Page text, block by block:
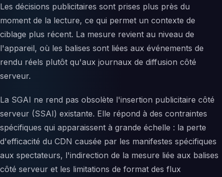
Les décisions publicitaires sont prises plus près du
moment de la lecture, ce qui permet un contexte de
ciblage plus récent. La mesure revient au niveau de
l'appareil, où les balises sont liées aux événements de
rendu réels plutôt qu'aux journaux de diffusion côté
serveur.
La SGAI ne rend pas obsolète l'insertion publicitaire côté
serveur (SSAI) existante. Elle répond à des contraintes
spécifiques qui apparaissent à grande échelle : la perte
d'efficacité du CDN causée par les manifestes spécifiques
aux spectateurs, l'indirection de la mesure liée aux balises
côté serveur et les limitations de format des flux